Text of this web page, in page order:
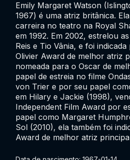
Emily Margaret Watson
1967) é uma atriz britânica.
carreira no teatro na Royal
em 1992. Em 2002, estrelou
Reis e Tio Vânia, e foi
Olivier Award de melhor atriz
nomeada para o Oscar de
papel de estreia no filme
von Trier e por seu papel
em Hilary e Jackie (1998),
Independent Film Award por
papel como Margaret
Sol (2010), ela também foi
Award de melhor atriz